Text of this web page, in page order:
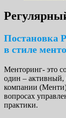
Постановка
в стиле
Менторинг- это
один – активный,
компании
вопросах
практики.